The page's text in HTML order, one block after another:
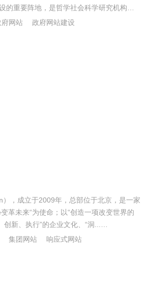
的重要阵地，是哲学社会科学研究机构和
乡市社会主义学院是市委领导的统一战线
府网站 政府网站建设
，成立于2009年，总部位于北京，是一家
革未来“为使命；以“创造一项改变世界的
新、执行”的企业文化、“洞...
集团网站 响应式网站